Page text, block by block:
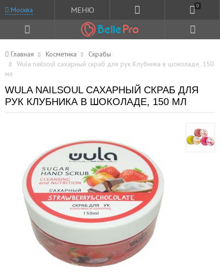
Москва МЕНЮ 0
Главная Косметика
Скрабы
Wula nailsoul сахарный скраб для рук Клубника в шоколаде, 150
мл
WULA NAILSOUL САХАРНЫЙ СКРАБ ДЛЯ
РУК КЛУБНИКА В ШОКОЛАДЕ, 150 МЛ